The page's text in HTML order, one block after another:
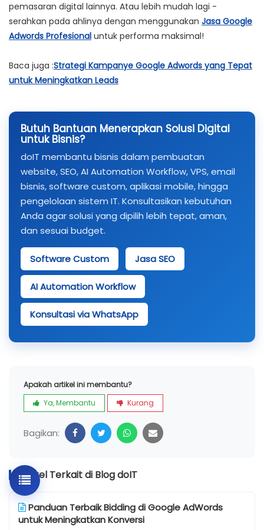
pemasaran digital lainnya. Atau lebih mudah lagi -
serahkan pada ahlinya dengan menggunakan Jasa Google
Adwords Profesional untuk performa maksimal!
Baca juga :Strategi Kampanye Google Adwords yang Tepat
untuk Meningkatkan Leads
Butuh Bantuan Menerapkan Solusi Digital
untuk Bisnis?
doIT membantu bisnis dalam pembuatan
website, SEO, AI Automation Workflow, VPS, email
bisnis, software custom, aplikasi mobile, hingga
pengelolaan sistem IT. Konsultasikan kebutuhan
Anda agar solusi yang dipilih lebih tepat, aman,
dan sesuai budget.
Software Custom Jasa SEO
AI Automation Workflow
Konsultasi via WhatsApp
Apakah artikel ini membantu?
Ya, Membantu
Kurang
Bagikan:
Artikel Terkait di Blog doIT
Panduan Terbaik Bidding di Google AdWords
untuk Meningkatkan Konversi